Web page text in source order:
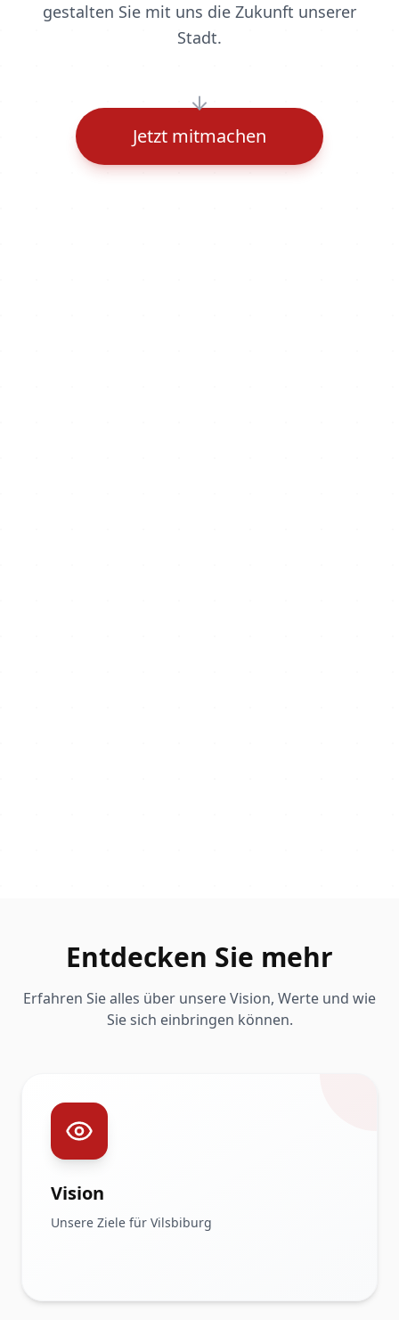
gestalten Sie mit uns die Zukunft unserer
Stadt.
Jetzt mitmachen
Entdecken Sie mehr
Erfahren Sie alles über unsere Vision, Werte und wie
Sie sich einbringen können.
Vision
Unsere Ziele für Vilsbiburg